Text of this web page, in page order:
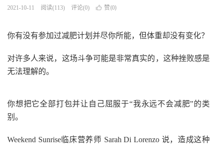
2021-10-11 阅读(113) 评论(0)  赞(0)
你有没有参加过减肥计划并尽你所能，但体重却没有变化？
对许多人来说，这场斗争可能是非常真实的，这种挫败感是
无法理解的。
你想把它全部打包并让自己屈服于“我永远不会减肥”的类
别。
Weekend Sunrise临床营养师 Sarah Di Lorenzo 说，造成这种